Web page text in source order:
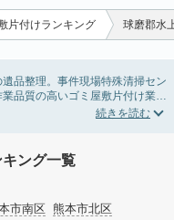
片付けランキング 球磨郡水
品整理。事件現場特殊清掃セン
品質の高いゴミ屋敷片付け業者
の処分・回収・引き取りから、
ゴミ屋敷になってしまう方は高
フネグレクトになってしまう、
す大量のゴミを自力で片付ける
ング一覧
市南区 熊本市北区